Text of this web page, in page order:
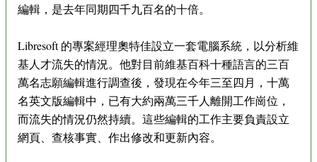
編輯，是去年同期四千九百名的十倍。
Libresoft 的專案經理奧特佳設立一套電腦系統，以分析維
基人才流失的情況。他對目前維基百科十種語言的三百
萬名志願編輯進行調查後，發現在今年三至四月，十萬
名英文版編輯中，已有大約兩萬三千人離開工作崗位，
而流失的情況仍然持續。這些編輯的工作主要負責設立
網頁、查核事實、作出修改和更新內容。